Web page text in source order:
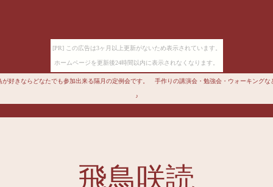
[PR] この広告は3ヶ月以上更新がないため表示されています。
ホームページを更新後24時間以内に表示されなくなります。
が好きならどなたでも参加出来る隔月の定例会です。 手作りの講演会・勉強会・ウォーキングな
♪
飛鳥咲読